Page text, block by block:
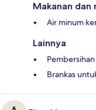
Makanan dan
Air minum
Lainnya
Brankas